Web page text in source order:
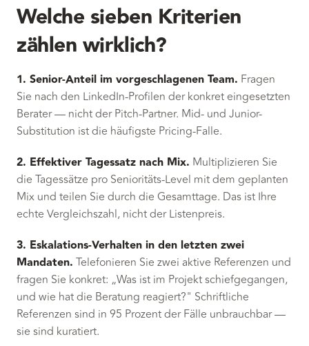
Welche sieben Kriterien
zählen wirklich?
1. Senior-Anteil im vorgeschlagenen Team. Fragen
Sie nach den LinkedIn-Profilen der konkret eingesetzten
Berater — nicht der Pitch-Partner. Mid- und Junior-
Substitution ist die häufigste Pricing-Falle.
2. Effektiver Tagessatz nach Mix. Multiplizieren Sie
die Tagessätze pro Senioritäts-Level mit dem geplanten
Mix und teilen Sie durch die Gesamttage. Das ist Ihre
echte Vergleichszahl, nicht der Listenpreis.
3. Eskalations-Verhalten in den letzten zwei
Mandaten. Telefonieren Sie zwei aktive Referenzen und
fragen Sie konkret: „Was ist im Projekt schiefgegangen,
und wie hat die Beratung reagiert?" Schriftliche
Referenzen sind in 95 Prozent der Fälle unbrauchbar —
sie sind kuratiert.